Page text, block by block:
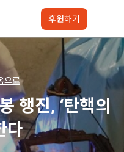
셜록클럽 후원하기
후원하기
으로
행진, ‘탄핵의
다